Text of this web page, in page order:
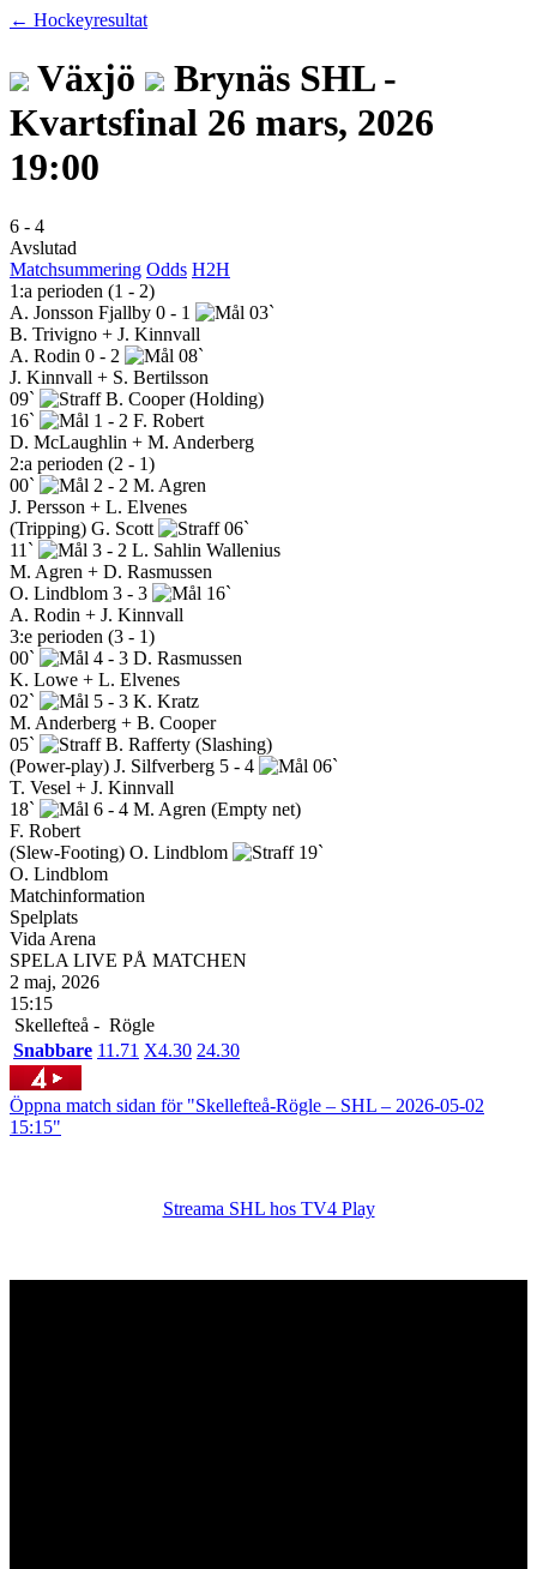
← Hockeyresultat
Växjö Brynäs SHL -
Kvartsfinal 26 mars, 2026
19:00
6 - 4
Avslutad
Matchsummering Odds H2H
1:a perioden (1 - 2)
A. Jonsson Fjallby 0 - 1
03`
B. Trivigno + J. Kinnvall
A. Rodin 0 - 2
08`
J. Kinnvall + S. Bertilsson
09`
B. Cooper(Holding)
16`
1 - 2 F. Robert
D. McLaughlin + M. Anderberg
2:a perioden (2 - 1)
00`
2 - 2 M. Agren
J. Persson + L. Elvenes
(Tripping) G. Scott
06`
11`
3 - 2 L. Sahlin Wallenius
M. Agren + D. Rasmussen
O. Lindblom 3 - 3
16`
A. Rodin + J. Kinnvall
3:e perioden (3 - 1)
00`
4 - 3 D. Rasmussen
K. Lowe + L. Elvenes
02`
5 - 3 K. Kratz
M. Anderberg + B. Cooper
05`
B. Rafferty (Slashing)
(Power-play) J. Silfverberg 5 - 4
06`
T. Vesel + J. Kinnvall
18`
6 - 4 M. Agren (Empty net)
F. Robert
(Slew-Footing) O. Lindblom
19`
O. Lindblom
Matchinformation
Spelplats
Vida Arena
SPELA LIVE PÅ MATCHEN
2 maj, 2026
15:15
Skellefteå - Rögle
Snabbare 11.71 X4.30 24.30
Öppna match sidan för "Skellefteå-Rögle – SHL – 2026-05-02
15:15"
Streama SHL hos TV4 Play